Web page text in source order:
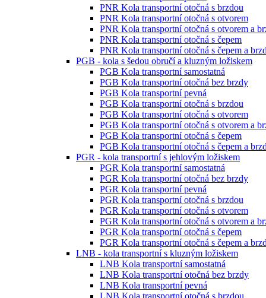
PNR Kola transportní otočná s brzdou
PNR Kola transportní otočná s otvorem
PNR Kola transportní otočná s otvorem a
PNR Kola transportní otočná s čepem
PNR Kola transportní otočná s čepem a
PGB - kola s šedou obručí a kluzným ložiskem
PGB Kola transportní samostatná
PGB Kola transportní otočná bez brzdy
PGB Kola transportní pevná
PGB Kola transportní otočná s brzdou
PGB Kola transportní otočná s otvorem
PGB Kola transportní otočná s otvorem a
PGB Kola transportní otočná s čepem
PGB Kola transportní otočná s čepem a
PGR - kola transportní s jehlovým ložiskem
PGR Kola transportní samostatná
PGR Kola transportní otočná bez brzdy
PGR Kola transportní pevná
PGR Kola transportní otočná s brzdou
PGR Kola transportní otočná s otvorem
PGR Kola transportní otočná s otvorem a
PGR Kola transportní otočná s čepem
PGR Kola transportní otočná s čepem a
LNB - kola transportní s kluzným ložiskem
LNB Kola transportní samostatná
LNB Kola transportní otočná bez brzdy
LNB Kola transportní pevná
LNB Kola transportní otočná s brzdou